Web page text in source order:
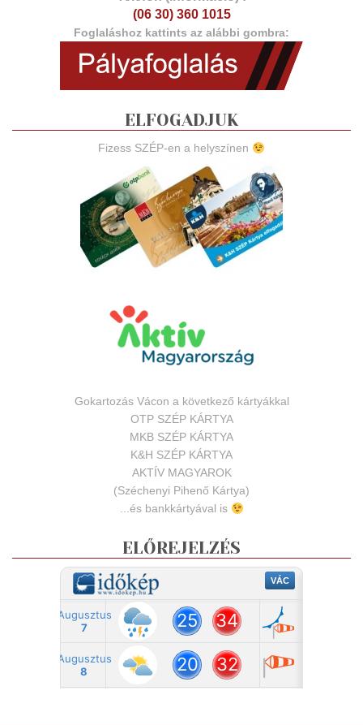
(06 30) 360 1015
Foglaláshoz kattints az alábbi gombra:
ELFOGADJUK
Fizess SZÉP-en a helyszínen
Gokartozás Vácon a következő kártyákkal
OTP SZÉP KÁRTYA
MKB SZÉP KÁRTYA
K&H SZÉP KÁRTYA
AKTÍV MAGYAROK
(Széchenyi Pihenő Kártya)
...és bankkártyával is
ELŐREJELZÉS